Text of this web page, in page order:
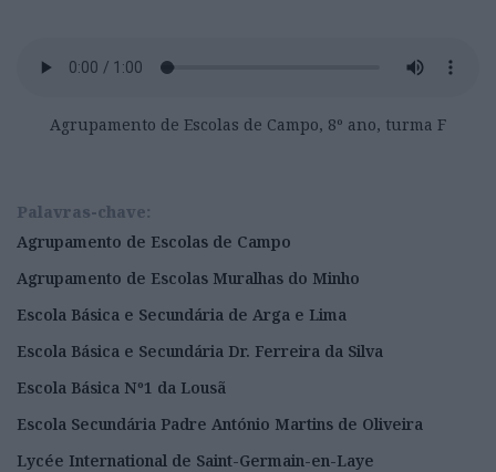
Agrupamento de Escolas de Campo, 8º ano, turma F
Palavras-chave:
Agrupamento de Escolas de Campo
Agrupamento de Escolas Muralhas do Minho
Escola Básica e Secundária de Arga e Lima
Escola Básica e Secundária Dr. Ferreira da Silva
Escola Básica Nº1 da Lousã
Escola Secundária Padre António Martins de Oliveira
Lycée International de Saint-Germain-en-Laye